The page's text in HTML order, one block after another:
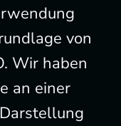
von
Wir haben
an einer